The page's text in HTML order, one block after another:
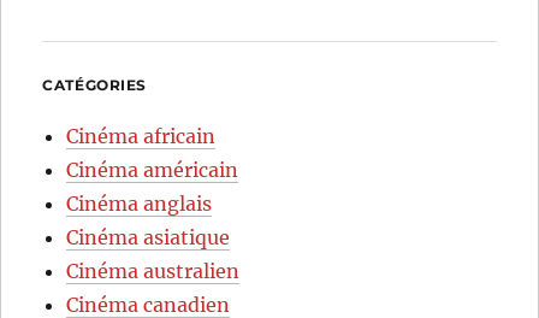
CATÉGORIES
Cinéma africain
Cinéma américain
Cinéma anglais
Cinéma asiatique
Cinéma australien
Cinéma canadien